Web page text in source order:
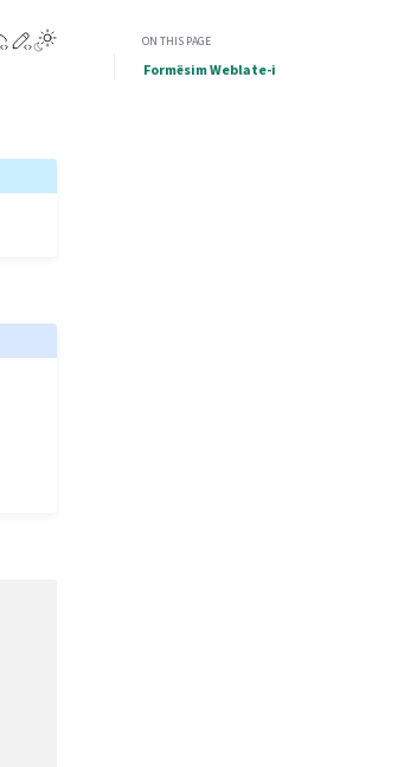
View this page
Edit this pageON THIS PAGE
Formësim Weblate-i